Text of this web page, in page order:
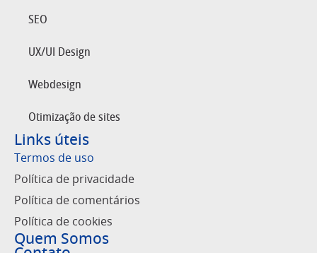
SEO
UX/UI Design
Webdesign
Otimização de sites
Links úteis
Termos de uso
Política de privacidade
Política de comentários
Política de cookies
Quem Somos